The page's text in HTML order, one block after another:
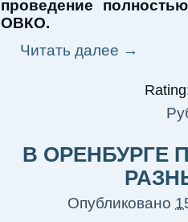
проведение
ОВКО.
Читать далее →
В ОРЕНБУРГЕ
Опубликовано